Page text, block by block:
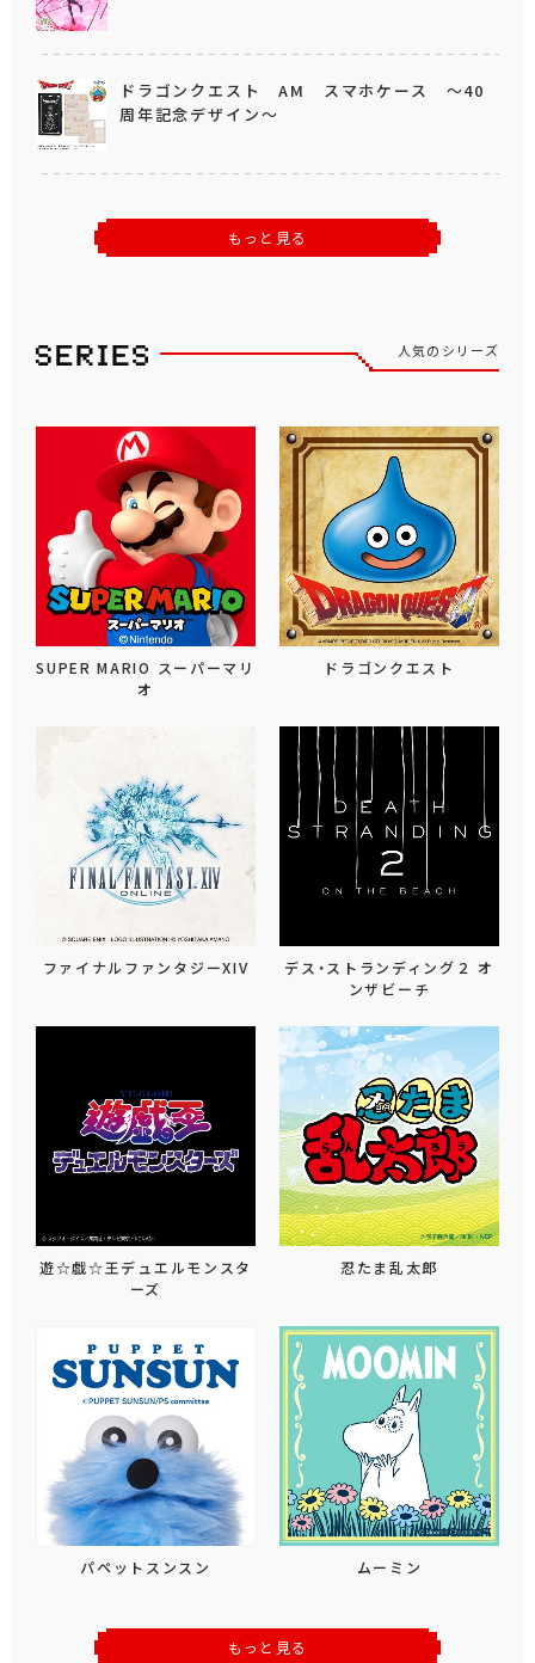
ドラゴンクエスト AM スマホケース ～40
周年記念デザイン～
もっと見る
人気のシリーズ
SUPER MARIO スーパーマリ
オ
ドラゴンクエスト
ファイナルファンタジーXIV
デス・ストランディング２ オ
ンザビーチ
遊☆戯☆王デュエルモンスタ
ーズ
忍たま乱太郎
パペットスンスン ムーミン
もっと見る